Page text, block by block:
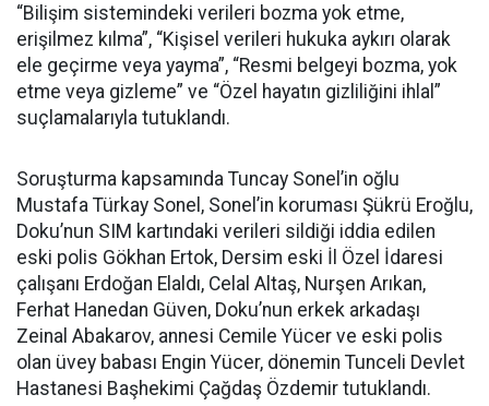
“Bilişim sistemindeki verileri bozma yok etme,
erişilmez kılma”, “Kişisel verileri hukuka aykırı olarak
ele geçirme veya yayma”, “Resmi belgeyi bozma, yok
etme veya gizleme” ve “Özel hayatın gizliliğini ihlal”
suçlamalarıyla tutuklandı.
Soruşturma kapsamında Tuncay Sonel’in oğlu
Mustafa Türkay Sonel, Sonel’in koruması Şükrü Eroğlu,
Doku’nun SIM kartındaki verileri sildiği iddia edilen
eski polis Gökhan Ertok, Dersim eski İl Özel İdaresi
çalışanı Erdoğan Elaldı, Celal Altaş, Nurşen Arıkan,
Ferhat Hanedan Güven, Doku’nun erkek arkadaşı
Zeinal Abakarov, annesi Cemile Yücer ve eski polis
olan üvey babası Engin Yücer, dönemin Tunceli Devlet
Hastanesi Başhekimi Çağdaş Özdemir tutuklandı.